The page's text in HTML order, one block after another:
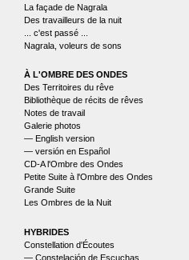
La façade de Nagrala
Des travailleurs de la nuit
... c'est passé ...
Nagrala, voleurs de sons
À L'OMBRE DES ONDES
Des Territoires du rêve
Bibliothèque de récits de rêves
Notes de travail
Galerie photos
— English version
— versión en Español
CD-A l'Ombre des Ondes
Petite Suite à l'Ombre des Ondes
Grande Suite
Les Ombres de la Nuit
HYBRIDES
Constellation d'Écoutes
— Constelación de Escuchas